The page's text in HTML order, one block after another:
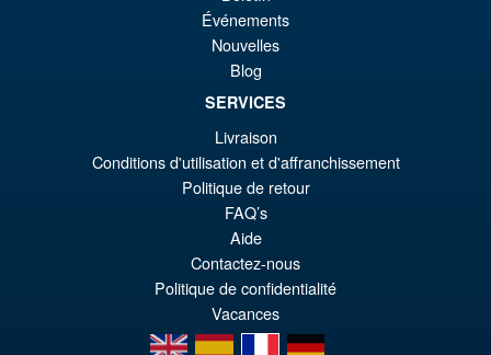
Bandai Spirits S.H.Figuarts
Dragon Ball Super: Broly -
Super- Action Figure
€61.41
PRE ORDENA
Événements
Nouvelles
Blog
SERVICES
Livraison
Conditions d'utilisation et d'affranchissement
Politique de retour
FAQ’s
Aide
Contactez-nous
Politique de confidentialité
Vacances
en
es fr de